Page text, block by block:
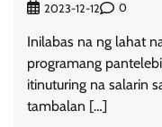
2023-12-12 0
Inilabas na ng lahat
programang
itinuturing na salarin
tambalan […]